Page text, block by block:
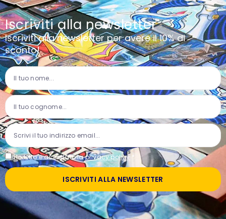
Iscriviti alla newsletter
Iscriviti alla newsletter per avere il 10% di
sconto!
Ho letto e accettato laprivacy policy *
ISCRIVITI ALLA NEWSLETTER